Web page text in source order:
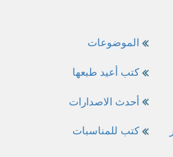
الموضوعات
كتب أعيد طبعها
أحدث الاصدارات
كتب للمناسبات